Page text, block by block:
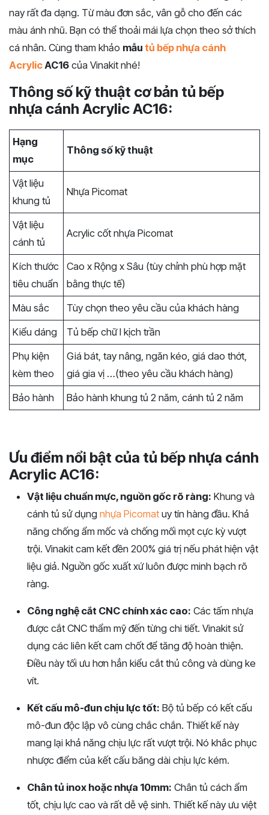
nay rất đa dạng. Từ màu đơn sắc, vân gỗ cho đến các
màu ánh nhũ. Bạn có thể thoải mái lựa chọn theo sở thích
cá nhân. Cùng tham khảo mẫu tủ bếp nhựa cánh
Acrylic AC16 của Vinakit nhé!
Thông số kỹ thuật cơ bản tủ bếp
nhựa cánh Acrylic AC16:
Hạng
mục
Thông số kỹ thuật
Vật liệu
khung tủ
Nhựa Picomat
Vật liệu
cánh tủ
Acrylic cốt nhựa Picomat
Kích thước
tiêu chuẩn
Cao x Rộng x Sâu (tùy chỉnh phù hợp mặt
bằng thực tế)
Màu sắc
Tùy chọn theo yêu cầu của khách hàng
Kiểu dáng
Tủ bếp chữ I kịch trần
Phụ kiện
kèm theo
Giá bát, tay nâng, ngăn kéo, giá dao thớt,
giá gia vị …(theo yêu cầu khách hàng)
Bảo hành
Bảo hành khung tủ 2 năm, cánh tủ 2 năm
Ưu điểm nổi bật của tủ bếp nhựa cánh
Acrylic AC16:
Vật liệu chuẩn mực, nguồn gốc rõ ràng: Khung và
cánh tủ sử dụng nhựa Picomat uy tín hàng đầu. Khả
năng chống ẩm mốc và chống mối mọt cực kỳ vượt
trội. Vinakit cam kết đền 200% giá trị nếu phát hiện vật
liệu giả. Nguồn gốc xuất xứ luôn được minh bạch rõ
ràng.
Công nghệ cắt CNC chính xác cao: Các tấm nhựa
được cắt CNC thẩm mỹ đến từng chi tiết. Vinakit sử
dụng các liên kết cam chốt để tăng độ hoàn thiện.
Điều này tối ưu hơn hẳn kiểu cắt thủ công và dùng ke
vít.
Kết cấu mô-đun chịu lực tốt: Bộ tủ bếp có kết cấu
mô-đun độc lập vô cùng chắc chắn. Thiết kế này
mang lại khả năng chịu lực rất vượt trội. Nó khắc phục
nhược điểm của kết cấu băng dài chịu lực kém.
Chân tủ inox hoặc nhựa 10mm: Chân tủ cách ẩm
tốt, chịu lực cao và rất dễ vệ sinh. Thiết kế này ưu việt